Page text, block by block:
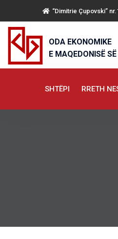
“Dimitrie Çupovski”
ODA EKONOMIKE
E MAQEDONISË
SHTËPI RRETH